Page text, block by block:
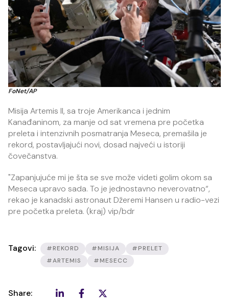
FoNet/AP
Misija Artemis II, sa troje Amerikanca i jednim
Kanađaninom, za manje od sat vremena pre početka
preleta i intenzivnih posmatranja Meseca, premašila je
rekord, postavljajući novi, dosad najveći u istoriji
čovečanstva.
"Zapanjujuće mi je šta se sve može videti golim okom sa
Meseca upravo sada. To je jednostavno neverovatno“,
rekao je kanadski astronaut Džeremi Hansen u radio-vezi
pre početka preleta. (kraj) vip/bdr
Tagovi: #REKORD #MISIJA
#PRELET
#ARTEMIS
#MESECC
Share: